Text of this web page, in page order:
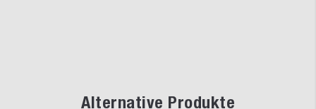
Alternative Produkte